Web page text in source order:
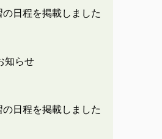
日程を掲載しました
知らせ
日程を掲載しました